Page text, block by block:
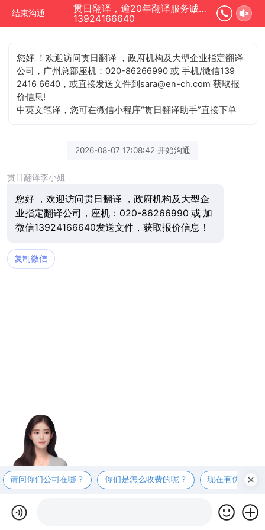
结束沟通
贯日翻译，逾20年翻译服务诚信单位正在为您服务
13924166640
您好 ！欢迎访问贯日翻译 ，政府机构及大型企业指定翻译
公司，广州总部座机：020-86266990 或 手机/微信139
2416 6640，或直接发送文件到sara@en-ch.com 获取报
价信息!
中英文笔译，您可在微信小程序“贯日翻译助手”直接下单
2026-08-07 17:08:42 开始沟通
贯日翻译李小姐
您好 ，欢迎访问贯日翻译 ，政府机构及大型企
业指定翻译公司，座机：020-86266990 或 加
微信13924166640发送文件，获取报价信息！
复制微信
请问你们公司在哪？ 你们是怎么收费的呢？ 现在有优惠活